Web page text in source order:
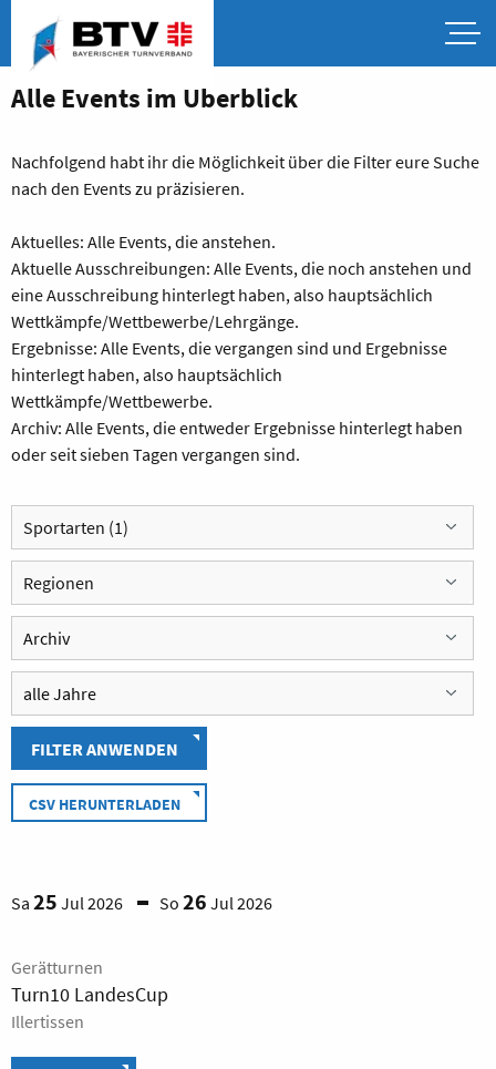
Alle Events im Überblick
Nachfolgend habt ihr die Möglichkeit über die Filter eure Suche
nach den Events zu präzisieren.
Aktuelles: Alle Events, die anstehen.
Aktuelle Ausschreibungen: Alle Events, die noch anstehen und
eine Ausschreibung hinterlegt haben, also hauptsächlich
Wettkämpfe/Wettbewerbe/Lehrgänge.
Ergebnisse: Alle Events, die vergangen sind und Ergebnisse
hinterlegt haben, also hauptsächlich
Wettkämpfe/Wettbewerbe.
Archiv: Alle Events, die entweder Ergebnisse hinterlegt haben
oder seit sieben Tagen vergangen sind.
Sportarten (1)
Regionen
FILTER ANWENDEN
CSV HERUNTERLADEN
Sa 25 Jul 2026 So 26 Jul 2026
Gerätturnen
Turn10 LandesCup
Illertissen